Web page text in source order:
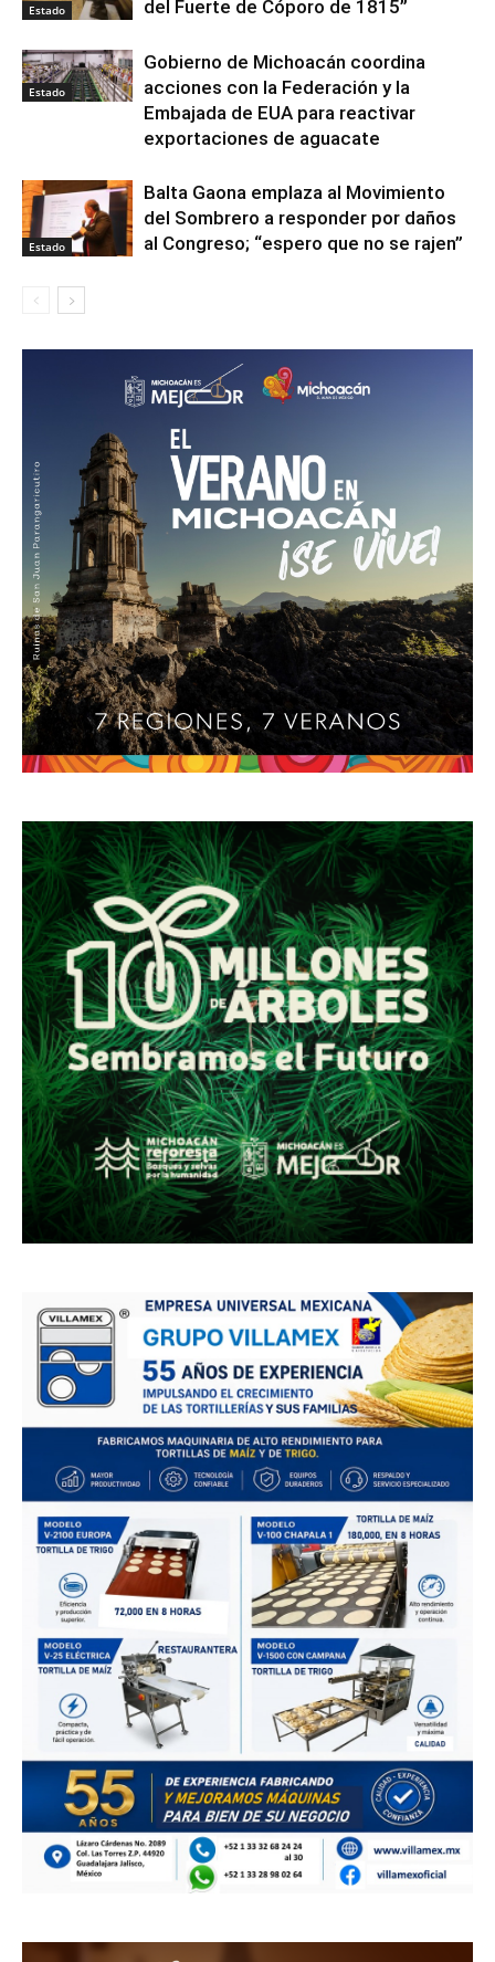
Estado del Fuerte de Cóporo de 1815”
Estado
Gobierno de Michoacán coordina
acciones con la Federación y la
Embajada de EUA para reactivar
exportaciones de aguacate
Estado
Balta Gaona emplaza al Movimiento
del Sombrero a responder por daños
al Congreso; “espero que no se rajen”